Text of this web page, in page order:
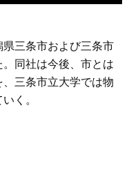
三条市および三条市
同社は今後、市とは
三条市立大学では物
く。